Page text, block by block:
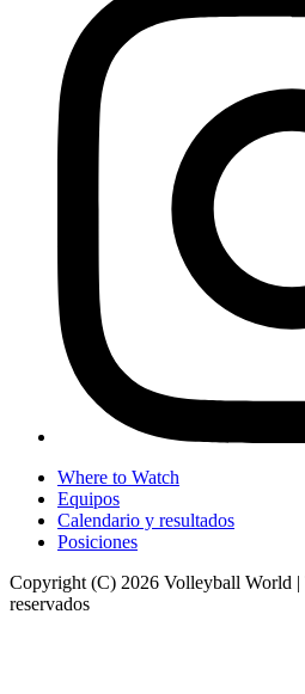
Where to Watch
Equipos
Calendario y resultados
Posiciones
Copyright (C) 2026 Volleyball World |
reservados